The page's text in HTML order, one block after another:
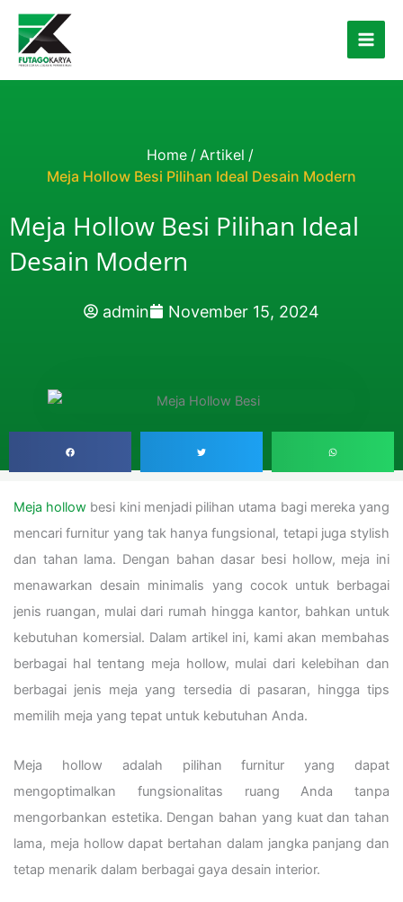
Skip to content
Home / Artikel /
Meja Hollow Besi Pilihan Ideal Desain Modern
Meja Hollow Besi Pilihan Ideal
Desain Modern
admin November 15, 2024
Meja hollow besi kini menjadi pilihan utama bagi mereka yang
mencari furnitur yang tak hanya fungsional, tetapi juga stylish
dan tahan lama. Dengan bahan dasar besi hollow, meja ini
menawarkan desain minimalis yang cocok untuk berbagai
jenis ruangan, mulai dari rumah hingga kantor, bahkan untuk
kebutuhan komersial. Dalam artikel ini, kami akan membahas
berbagai hal tentang meja hollow, mulai dari kelebihan dan
berbagai jenis meja yang tersedia di pasaran, hingga tips
memilih meja yang tepat untuk kebutuhan Anda.
Meja hollow adalah pilihan furnitur yang dapat
mengoptimalkan fungsionalitas ruang Anda tanpa
mengorbankan estetika. Dengan bahan yang kuat dan tahan
lama, meja hollow dapat bertahan dalam jangka panjang dan
tetap menarik dalam berbagai gaya desain interior.